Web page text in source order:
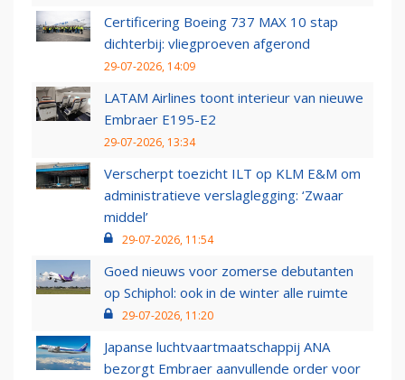
Certificering Boeing 737 MAX 10 stap
dichterbij: vliegproeven afgerond
29-07-2026, 14:09
LATAM Airlines toont interieur van nieuwe
Embraer E195-E2
29-07-2026, 13:34
Verscherpt toezicht ILT op KLM E&M om
administratieve verslaglegging: ‘Zwaar
middel’
29-07-2026, 11:54
Goed nieuws voor zomerse debutanten
op Schiphol: ook in de winter alle ruimte
29-07-2026, 11:20
Japanse luchtvaartmaatschappij ANA
bezorgt Embraer aanvullende order voor